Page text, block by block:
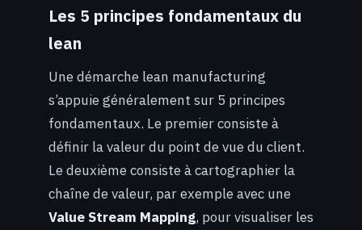
Les 5 principes fondamentaux du
lean
Une démarche lean manufacturing
s’appuie généralement sur 5 principes
fondamentaux. Le premier consiste à
définir la valeur du point de vue du client.
Le deuxième consiste à cartographier la
chaîne de valeur, par exemple avec une
Value Stream Mapping, pour visualiser les